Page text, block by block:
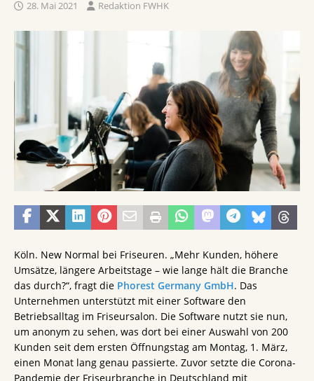
28. Mai 2021 Redaktion FWHK
Köln. New Normal bei Friseuren. „Mehr Kunden, höhere
Umsätze, längere Arbeitstage – wie lange hält die Branche
das durch?“, fragt die Phorest Germany GmbH. Das
Unternehmen unterstützt mit einer Software den
Betriebsalltag im Friseursalon. Die Software nutzt sie nun,
um anonym zu sehen, was dort bei einer Auswahl von 200
Kunden seit dem ersten Öffnungstag am Montag, 1. März,
einen Monat lang genau passierte. Zuvor setzte die Corona-
Pandemie der Friseurbranche in Deutschland mit